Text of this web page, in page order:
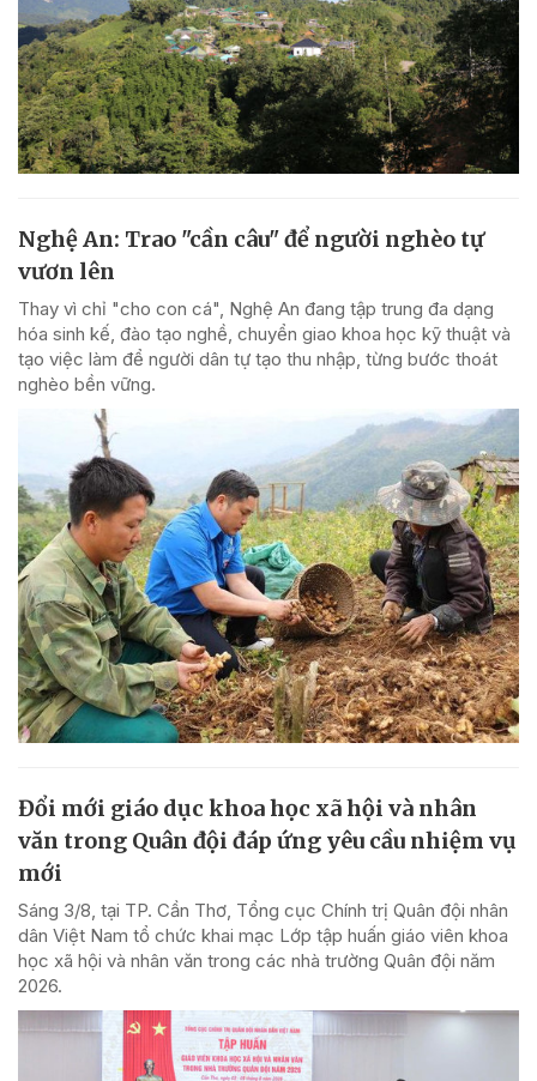
Nghệ An: Trao "cần câu" để người nghèo tự
vươn lên
Thay vì chỉ "cho con cá", Nghệ An đang tập trung đa dạng
hóa sinh kế, đào tạo nghề, chuyển giao khoa học kỹ thuật và
tạo việc làm để người dân tự tạo thu nhập, từng bước thoát
nghèo bền vững.
Đổi mới giáo dục khoa học xã hội và nhân
văn trong Quân đội đáp ứng yêu cầu nhiệm vụ
mới
Sáng 3/8, tại TP. Cần Thơ, Tổng cục Chính trị Quân đội nhân
dân Việt Nam tổ chức khai mạc Lớp tập huấn giáo viên khoa
học xã hội và nhân văn trong các nhà trường Quân đội năm
2026.